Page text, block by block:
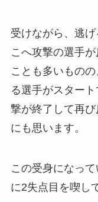
受けながら、逃
こへ攻撃の選手
ことも多いもの
る選手がスター
撃が終了して再
にも思います。
この受身になっ
に2失点目を喫し